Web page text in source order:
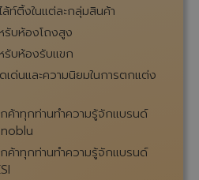
ท์ติ้งในแต่ละกลุ่มสินค้า
รับห้องโถงสูง
หรับห้องรับแขก
เด่นและความนิยมในการตกแต่ง
ค้าทุกท่านทำความรู้จักแบรนด์
ค้าทุกท่านทำความรู้จักแบรนด์